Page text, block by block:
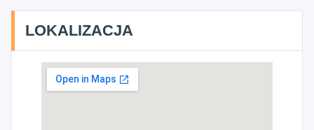
LOKALIZACJA